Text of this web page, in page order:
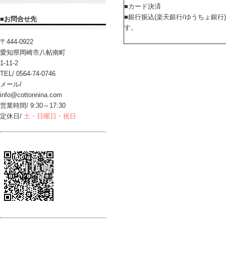
■カード決済
■銀行振込(楽天銀行/ゆうちょ銀
す。
■お問合せ先
〒444-0922
愛知県岡崎市八帖南町
1-11-2
TEL/ 0564-74-0746
メール/
info@cottonnina.com
営業時間/ 9:30～17:30
定休日/ 土・日曜日・祝日